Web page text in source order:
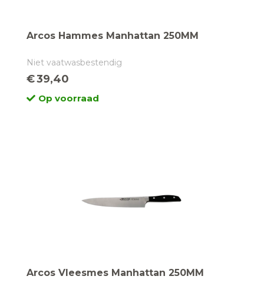
Arcos Hammes Manhattan 250MM
Niet vaatwasbestendig
€39,40
Op voorraad
Arcos Vleesmes Manhattan 250MM